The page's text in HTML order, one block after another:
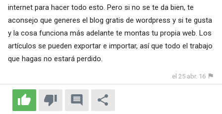
internet para hacer todo esto. Pero si no se te da bien, te
aconsejo que generes el blog gratis de wordpress y si te gusta
y la cosa funciona más adelante te montas tu propia web. Los
artículos se pueden exportar e importar, así que todo el trabajo
que hagas no estará perdido.
el 25 abr. 16